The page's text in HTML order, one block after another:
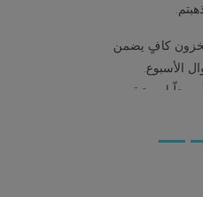
مخزون كافٍ يضمن
الأسبوع.
محلّيات، تبقى
المليئة